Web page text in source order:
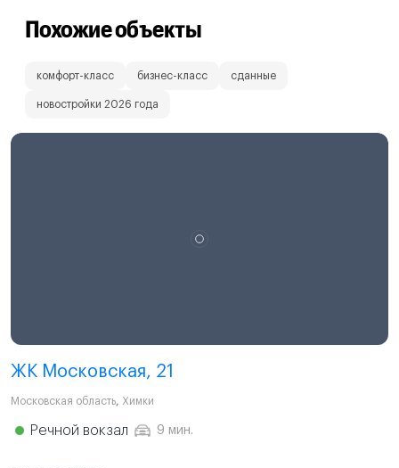
Похожие объекты
комфорт-класс бизнес-класс сданные
новостройки 2026 года
ЖК Московская, 21
Московская область, Химки
Речной вокзал 9 мин.